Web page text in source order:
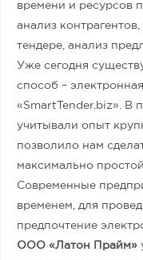
времени и ресурсов
анализ
тендере, анализ
Уже сегодня
способ –
«SmartTender.biz». В
учитывали опыт
позволило нам
максимально
Современные
временем, для
предпочтение
ООО «Латон Прайм»